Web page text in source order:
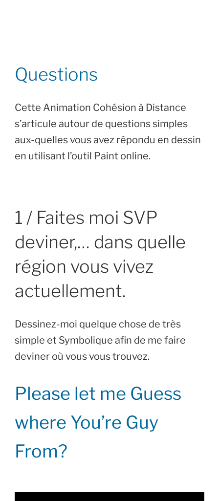
Questions
Cette Animation Cohésion à Distance
s’articule autour de questions simples
aux-quelles vous avez répondu en dessin
en utilisant l’outil Paint online.
1 / Faites moi SVP
deviner,… dans quelle
région vous vivez
actuellement.
Dessinez-moi quelque chose de très
simple et Symbolique afin de me faire
deviner où vous vous trouvez.
Please let me Guess
where You’re Guy
From?